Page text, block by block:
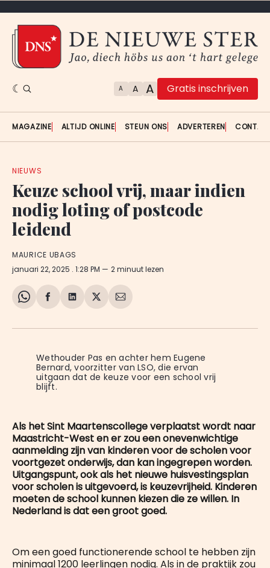
A A A Gratis inschrijven
MAGAZINE ALTIJD ONLINE STEUN ONS ADVERTEREN
NIEUWS
Keuze school vrij, maar indien
nodig loting of postcode
leidend
MAURICE UBAGS
januari 22, 2025 . 1:28 PM 2 minuut lezen
Share
WhatsApp
Delen
Facebook
Delen
LinkedIn
Share
X
Deel
E-
Wethouder Pas en achter hem Eugene
Bernard, voorzitter van LSO, die ervan
uitgaan dat de keuze voor een school vrij
blijft.
Als het Sint Maartenscollege verplaatst wordt naar
Maastricht-West en er zou een onevenwichtige
aanmelding zijn van kinderen voor de scholen voor
voortgezet onderwijs, dan kan ingegrepen worden.
Uitgangspunt, ook als het nieuwe huisvestingsplan
voor scholen is uitgevoerd, is keuzevrijheid. Kinderen
moeten de school kunnen kiezen die ze willen. In
Nederland is dat een groot goed.
Om een goed functionerende school te hebben zijn
minimaal 1200 leerlingen nodig. Als in de praktijk zou